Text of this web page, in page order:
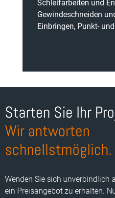
Schleifarbeiten und
Gewindeschneiden
Einbringen, Punkt-
Starten Sie Ihr
Wir antworten
schnellstmöglich.
Wenden Sie sich unverbindlich
ein Preisangebot zu erhalten.